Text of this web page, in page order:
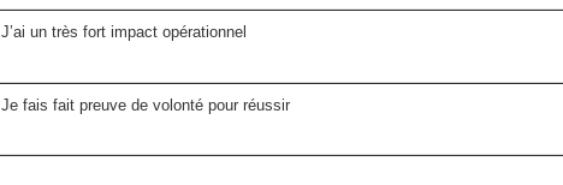
J’ai un très fort impact opérationnel
Je fais fait preuve de volonté pour réussir